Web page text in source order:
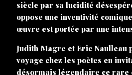
siècle par sa lucidité
oppose une inventivité
œuvre est portée par une
Judith Magre et Eric Naulleau
voyage chez les poètes en
désormais légendaire ce